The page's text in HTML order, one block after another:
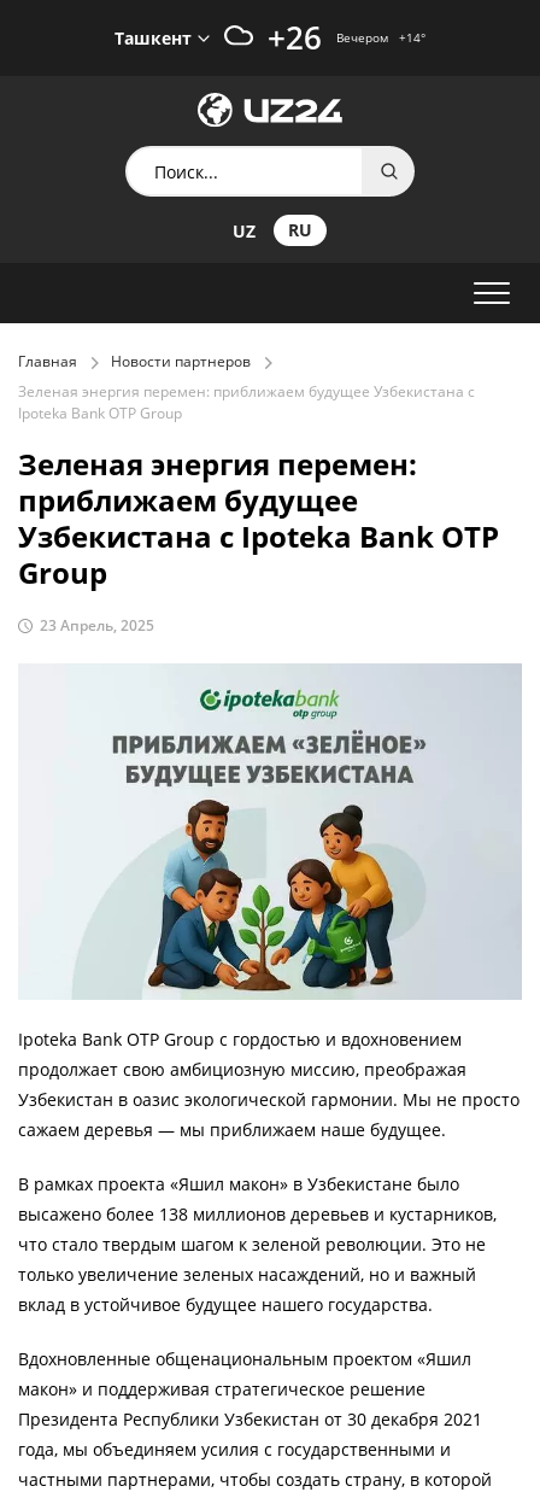
Ташкент +26 Вечером +14°
UZ RU
Главная
Новости партнеров
Зеленая энергия перемен: приближаем будущее Узбекистана с
Ipoteka Bank OTP Group
Зеленая энергия перемен:
приближаем будущее
Узбекистана с Ipoteka Bank OTP
Group
23 Апрель, 2025
Ipoteka Bank OTP Group с гордостью и вдохновением
продолжает свою амбициозную миссию, преображая
Узбекистан в оазис экологической гармонии. Мы не просто
сажаем деревья — мы приближаем наше будущее.
В рамках проекта «Яшил макон» в Узбекистане было
высажено более 138 миллионов деревьев и кустарников,
что стало твердым шагом к зеленой революции. Это не
только увеличение зеленых насаждений, но и важный
вклад в устойчивое будущее нашего государства.
Вдохновленные общенациональным проектом «Яшил
макон» и поддерживая стратегическое решение
Президента Республики Узбекистан от 30 декабря 2021
года, мы объединяем усилия с государственными и
частными партнерами, чтобы создать страну, в которой